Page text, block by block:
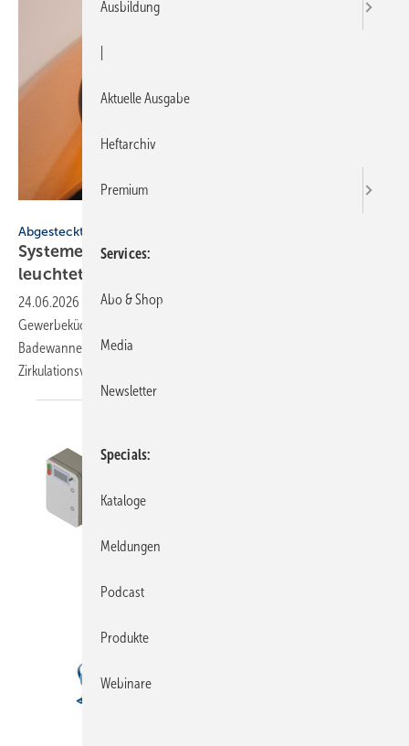
Glassdesign
Abgesteckt
Systeme für SHK-Profis: frei ­auf­stell­bar, be­
leuch­tet,
24.06.2026
Sole/Wasser-Wärmepumpe mit R290, Fettabscheider für
Gewerbeküchen, modulare Kältemaschinen und Wärmepumpen,
Badewanne aus Mineralwerkstoff, Messkasten mit
Zirkulationsventil.
Ausbildung
Aktuelle Ausgabe
Heftarchiv
Premium
Services
Abo & Shop
Media
Newsletter
Specials
Kataloge
Meldungen
Podcast
Produkte
Webinare